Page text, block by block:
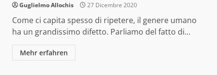
Guglielmo Allochis 27 Dicembre 2020
Come ci capita spesso di ripetere, il genere umano
ha un grandissimo difetto. Parliamo del fatto di...
Mehr erfahren